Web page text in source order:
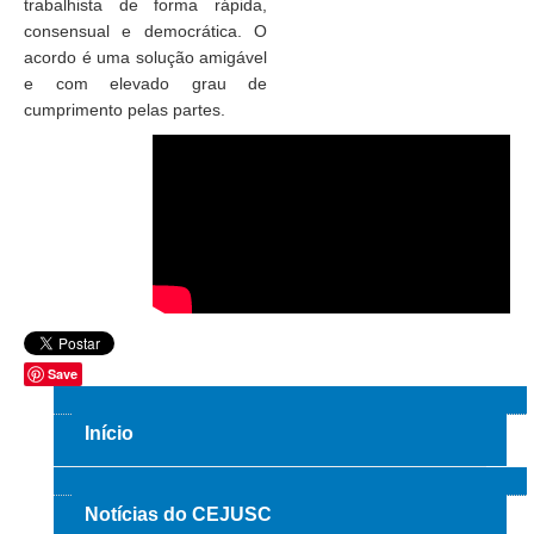
Responsabilidade Socioambiental
Comissão Permanente de Acessibilidade e Inclusão
Escola Judicial
Ação Trabalhista (Atermação)
Atermação On-line - Interior de Roraima
Atermação On-line - Interior do Amazonas
Agendamento de Reclamação Verbal
trabalhista de forma rápida,
consensual e democrática. O
acordo é uma solução amigável
e com elevado grau de
cumprimento pelas partes.
Save
Início
Notícias do CEJUSC